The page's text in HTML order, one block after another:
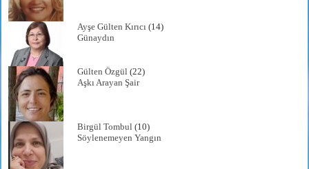
Ayşe Gülten Kırıcı (14)
Günaydın
Gülten Özgül (22)
Aşkı Arayan Şair
Birgül Tombul (10)
Söylenemeyen Yangın